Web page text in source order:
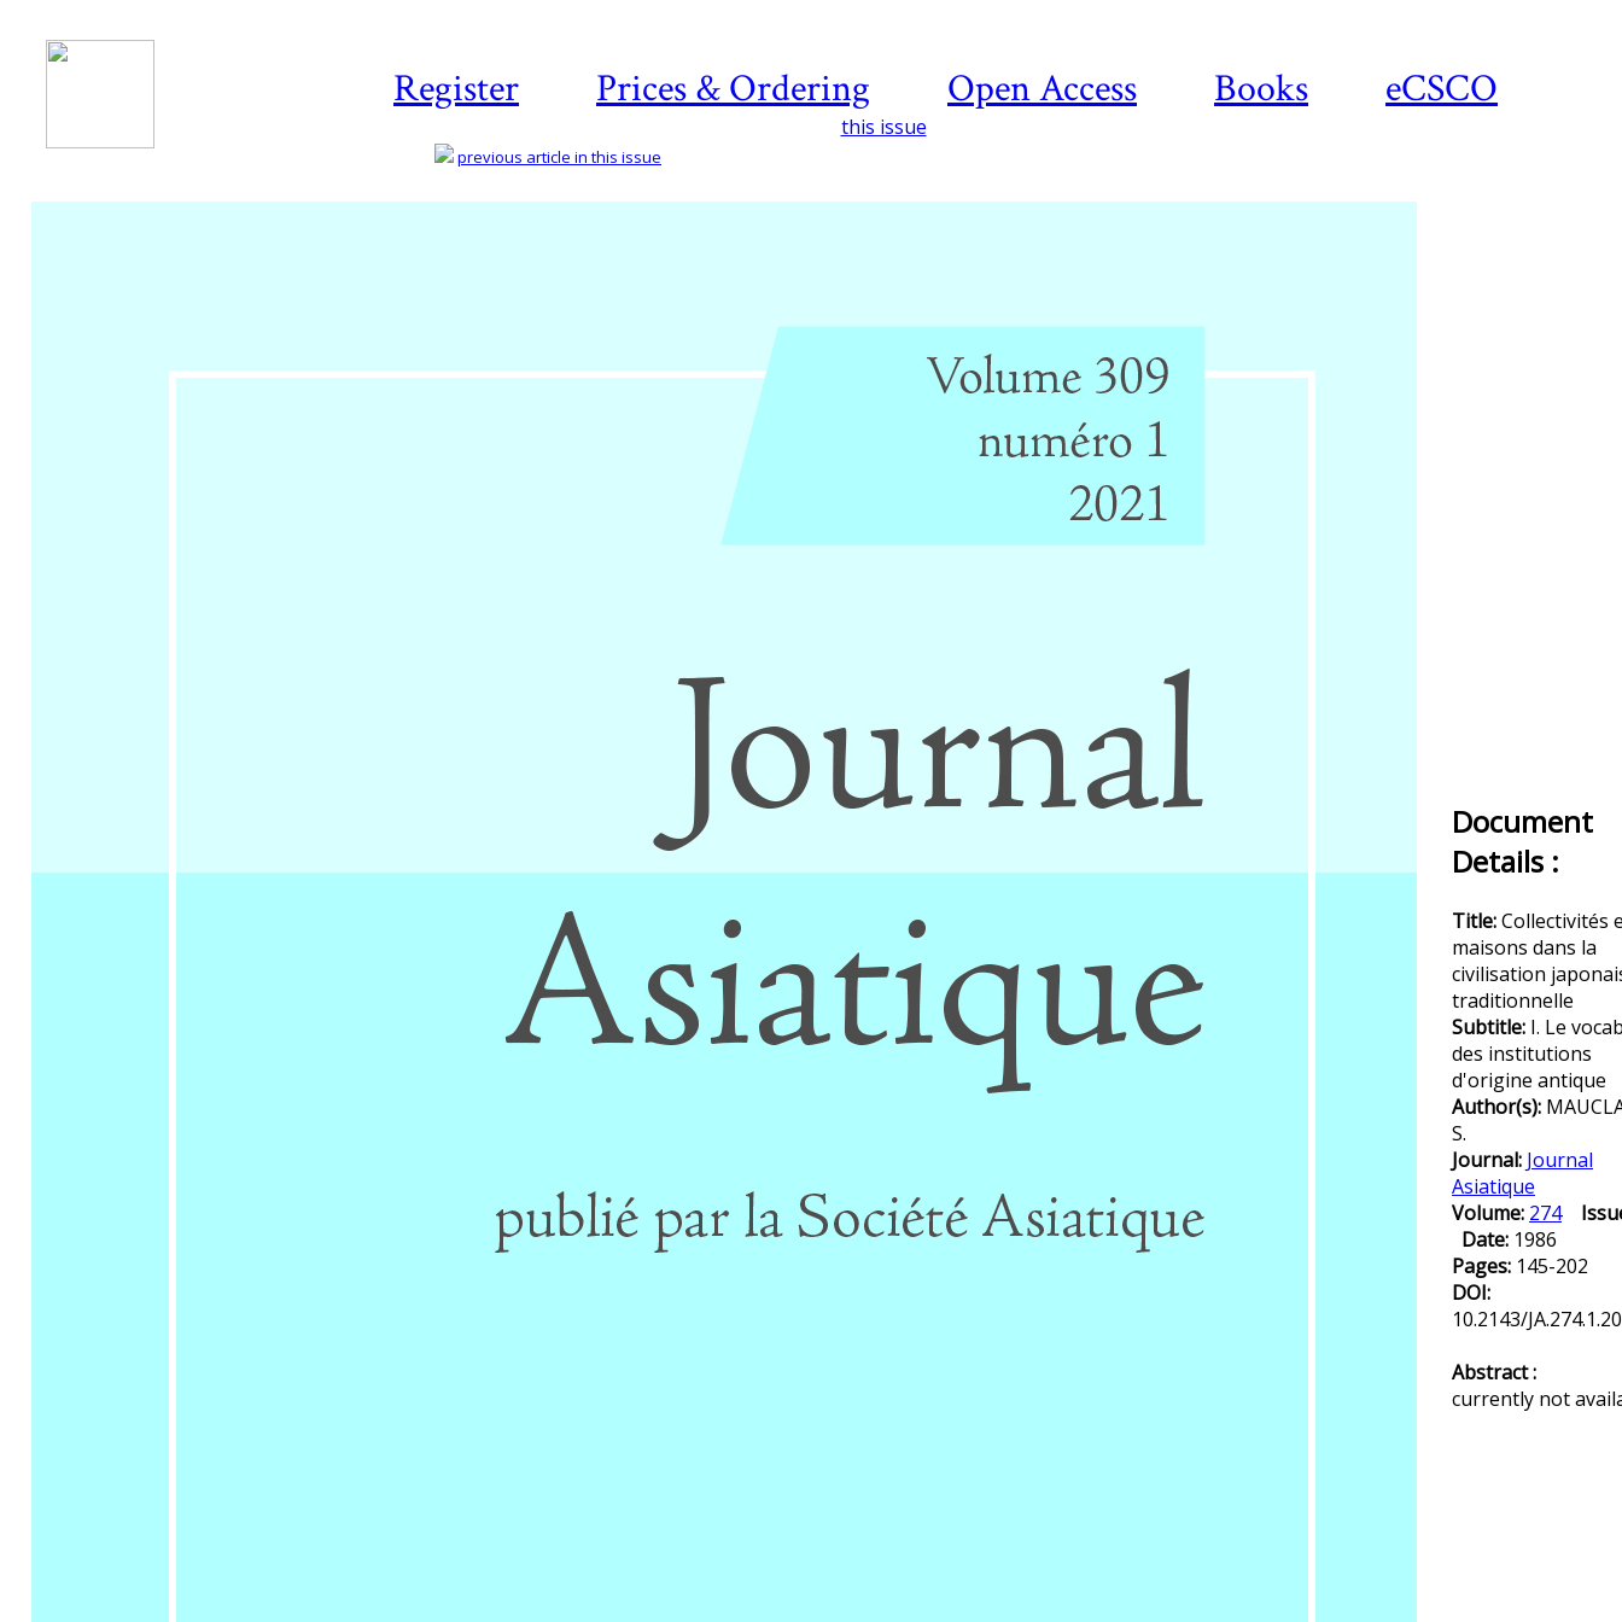
Register Prices & Ordering Open Access Books eCSCO
this issue
previous article in this issue
Document
Details :
Title:Collectivités
maisons dans la
civilisation
traditionnelle
Subtitle: I. Le
des institutions
d'origine antique
Author(s):
S.
Journal: Journal
Asiatique
Volume: 274
Date: 1986
Pages: 145-202
DOI:
10.2143/
Abstract :
currently not